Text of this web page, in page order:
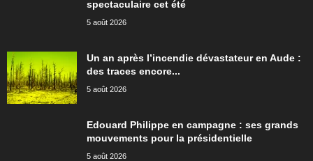
spectaculaire cet été
5 août 2026
Un an après l’incendie dévastateur en Aude :
des traces encore...
5 août 2026
Edouard Philippe en campagne : ses grands
mouvements pour la présidentielle
5 août 2026